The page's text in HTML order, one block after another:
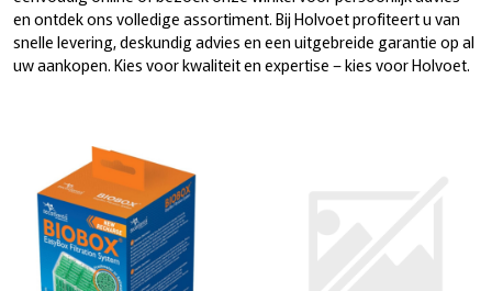
en ontdek ons volledige assortiment. Bij Holvoet profiteert u van
snelle levering, deskundig advies en een uitgebreide garantie op al
uw aankopen. Kies voor kwaliteit en expertise – kies voor Holvoet.